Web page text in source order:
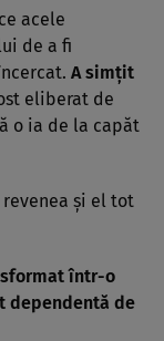
acele
de a fi
A simțit
eliberat de
o ia de la capăt
și el tot
într-o
dependentă de